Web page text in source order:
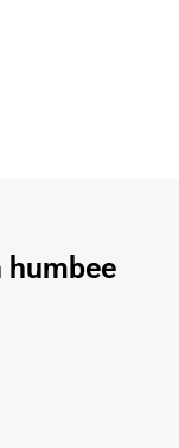
humbee